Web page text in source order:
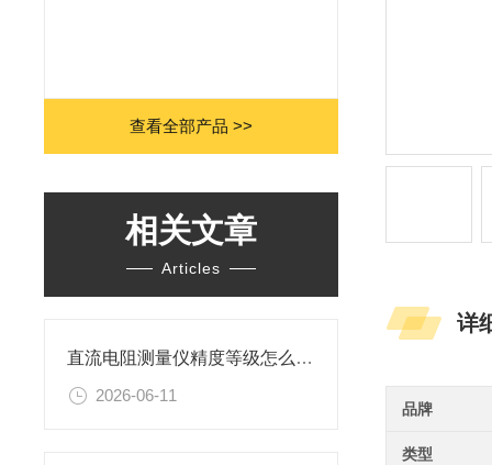
查看全部产品 >>
相关文章
Articles
直流电阻测量仪精度等级怎么选？
2026-06-11
详
品牌
类型